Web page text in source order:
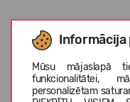
Informācija
Mūsu mājaslapā
funkcionalitātei,
personalizētam